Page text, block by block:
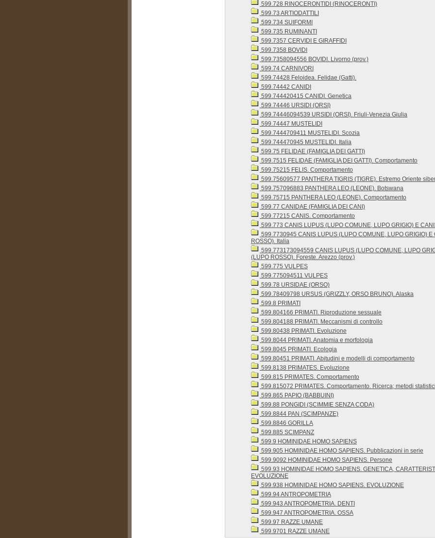
599.728 RINOCERONTIDI (RINOCERONTI)
599.73 ARTIODATTILI
599.734 SUIFORMI
599.735 RUMINANTI
599.7357 CERVIDI E GIRAFFIDI
599.7358 BOVIDI
599.7358094556 BOVIDI. Livorno (prov.)
599.74 CARNIVORI
599.74428 Feloidea. Felidae (Gatti).
599.74442 CANIDI
599.744420415 CANIDI. Genetica
599.74446 URSIDI (ORSI)
599.74446094539 URSIDI (ORSI). Friuli-Venezia Giulia
599.74447 MUSTELIDI
599.7444709411 MUSTELIDI. Scozia
599.744470945 MUSTELIDI. Italia
599.75 FELIDAE (FAMIGLIA DEI GATTI)
599.7515 FELIDAE (FAMIGLIA DEI GATTI). Comportamento
599.75215 FELIS. Comportamento
599.75609577 PANTHERA TIGRIS (TIGRE). Estremo Oriente
599.757096883 PANTHERA LEO (LEONE). Botswana
599.75715 PANTHERA LEO (LEONE). Comportamento
599.77 CANIDAE (FAMIGLIA DEI CANI)
599.77215 CANIS. Comportamento
599.773 CANIS LUPUS (LUPO COMUNE, LUPO GRIGIO) E
599.7730945 CANIS LUPUS (LUPO COMUNE, LUPO GRIGIO) E
ROSSO). Italia
599.773173094559 CANIS LUPUS (LUPO COMUNE, LUPO
(LUPO ROSSO). Foreste. Arezzo (prov.)
599.775 VULPES
599.775094511 VULPES
599.78 URSIDAE (ORSO)
599.78409798 URSUS (GRIZZLY, ORSO BRUNO). Alaska
599.8 PRIMATI
599.804166 PRIMATI. Riproduzione sessuale
599.804188 PRIMATI. Meccanismi di controllo
599.80438 PRIMATI. Evoluzione
599.8044 PRIMATI. Anatomia e morfologia
599.8045 PRIMATI. Ecologia
599.80451 PRIMATI. Abitudini e modelli di comportamento
599.8138 PRIMATES. Evoluzione
599.815 PRIMATES. Comportamento
599.815072 PRIMATES. Comportamento. Ricerca; metodi statistici
599.865 PAPIO (BABBUINI)
599.88 PONGIDI (SCIMMIE SENZA CODA)
599.8844 PAN (SCIMPANZE)
599.8846 GORILLA
599.885 SCIMPANZ
599.9 HOMINIDAE HOMO SAPIENS
599.905 HOMINIDAE HOMO SAPIENS. Pubblicazioni in serie
599.9092 HOMINIDAE HOMO SAPIENS. Persone
599.93 HOMINIDAE HOMO SAPIENS. GENETICA,
EVOLUZIONE
599.938 HOMINIDAE HOMO SAPIENS. EVOLUZIONE
599.94 ANTROPOMETRIA
599.943 ANTROPOMETRIA. DENTI
599.947 ANTROPOMETRIA. OSSA
599.97 RAZZE UMANE
599.9701 RAZZE UMANE